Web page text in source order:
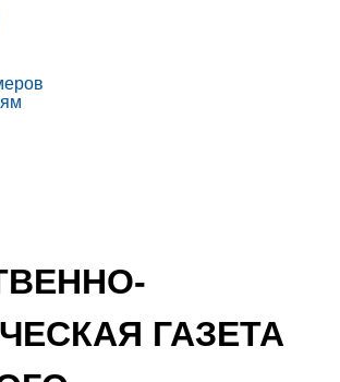
ГАЗЕТА